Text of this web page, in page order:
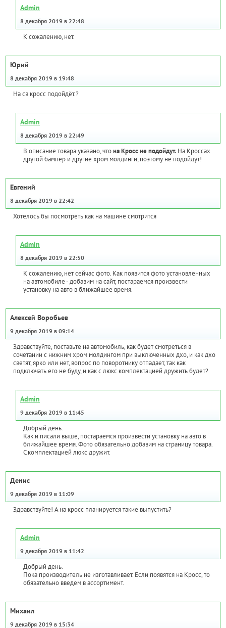
Admin
8 декабря 2019 в 22:48
К сожалению, нет.
Юрий
8 декабря 2019 в 19:48
На св кросс подойдёт.?
Admin
8 декабря 2019 в 22:49
В описание товара указано, чтона Кросс не подойдут. На Кроссах
другой бампер и другие хром молдинги, поэтому не подойдут!
Евгений
8 декабря 2019 в 22:42
Хотелось бы посмотреть как на машине смотрится
Admin
8 декабря 2019 в 22:50
К сожалению, нет сейчас фото. Как появится фото установленных
на автомобиле - добавим на сайт, постараемся произвести
установку на авто в ближайшее время.
Алексей Воробьев
9 декабря 2019 в 09:14
Здравствуйте, поставьте на автомобиль, как будет смотреться в
сочетании с нижним хром молдингом при выключенных дхо, и как дхо
светят, ярко или нет, вопрос по поворотнику отпадает, так как
подключать его не буду, и как с люкс комплектацией дружить будет?
Admin
9 декабря 2019 в 11:45
Добрый день.
Как и писали выше, постараемся произвести установку на авто в
ближайшее время. Фото обязательно добавим на страницу товара.
С комплектацией люкс дружит.
Денис
9 декабря 2019 в 11:09
Здравствуйте! А на кросс планируется такие выпустить?
Admin
9 декабря 2019 в 11:42
Добрый день.
Пока производитель не изготавливает. Если появятся на Кросс, то
обязательно введем в ассортимент.
Михаил
9 декабря 2019 в 15:34